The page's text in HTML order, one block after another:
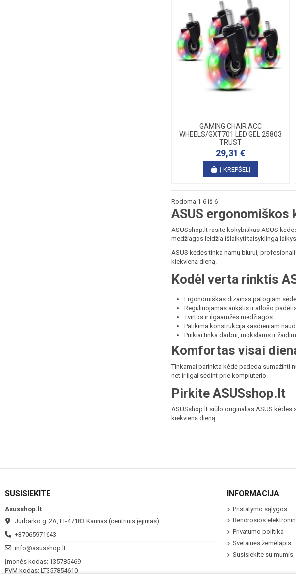
GAMING CHAIR ACC
WHEELS/GXT701 LED GEL 25803
TRUST
29,31 €
Į KREPŠELĮ
Rodoma 1-6 iš 6
ASUS ergonomiškos
ASUSshop.lt rasite kokybiškas ASUS
medžiagos leidžia išlaikyti taisyklingą
ASUS kėdės tinka namų biurui,
kiekvieną dieną.
Kodėl verta rinktis
Ergonomiškas dizainas patogiam
Reguliuojamas aukštis ir atlošo
Tvirtos ir ilgaamžės medžiagos.
Patikima konstrukcija kasdieniam
Puikiai tinka darbui, mokslams ir
Komfortas visai
Tinkamai parinkta kėdė padeda sumažinti
net ir ilgai sėdint prie kompiuterio.
Pirkite ASUSshop.lt
ASUSshop.lt siūlo originalias ASUS
kiekvieną dieną.
SUSISIEKITE
Asusshop.lt
Jurbarko g. 2A, LT-47183 Kaunas (centrinis įėjimas)
+37065971643
info@asusshop.lt
Įmonės kodas: 135785469
PVM kodas: LT357854610
INFORMACIJA
Pristatymo sąlygos
Bendrosios
Privatumo politika
Svetainės žemėlapis
Susisiekite su mumis